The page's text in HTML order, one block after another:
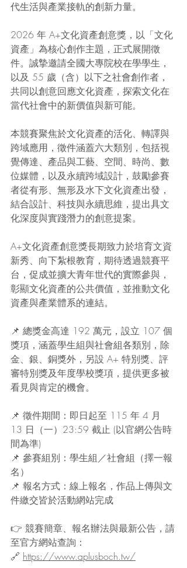
代生活與產業接軌的創新力量。
2026 年 A+文化資產創意獎，以「文化
資產」為核心創作主題，正式展開徵
件。誠摯邀請全國大專院校在學學生，
以及 55 歲（含）以下之社會創作者，
共同以創意回應文化資產，探索文化在
當代社會中的新價值與新可能。
本競賽聚焦於文化資產的活化、轉譯與
跨域應用，徵件涵蓋六大類別，包括視
覺傳達、產品與工藝、空間、時尚、數
位媒體，以及永續跨域設計，鼓勵參賽
者從有形、無形及水下文化資產出發，
結合設計、科技與永續思維，提出具文
化深度與實踐潛力的創意提案。
A+文化資產創意獎長期致力於培育文資
新秀、向下紮根教育，期待透過競賽平
台，促成並擴大青年世代的實際參與，
彰顯文化資產的公共價值，並推動文化
資產與產業體系的連結。
📌 總獎金高達 192 萬元，設立 107 個
獎項，涵蓋學生組與社會組各類別，除
金、銀、銅獎外，另設 A+ 特別獎、評
審特別獎及年度學校獎項，提供更多被
看見與肯定的機會。
📌 徵件期間：即日起至 115 年 4 月
13 日（一）23:59 截止 (以官網公告時
間為準)
📌 參賽組別：學生組／社會組（擇一報
名）
📌 報名方式：線上報名，作品上傳與文
件繳交皆於活動網站完成
👉 競賽簡章、報名辦法與最新公告，請
至官方網站查詢：
🔗 https://www.aplusboch.tw/